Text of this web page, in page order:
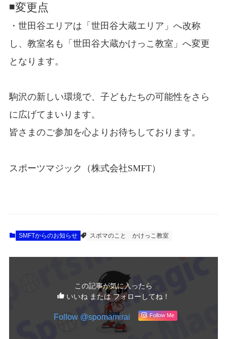
◾️変更点
・世田谷エリアは「世田谷大蔵エリア」へ改称
し、教室名も「世田谷大蔵かけっこ教室」へ変更
となります。
駒沢の新しい環境で、子どもたちの可能性をさら
に広げてまいります。
皆さまのご参加を心よりお待ちしております。
スポーツマジック（株式会社SMFT）
SMFTからのお知らせ スポマのこと かけっこ教室
この記事が気に入ったら
いいね または フォローしてね！
Follow @spomamirai Follow Me